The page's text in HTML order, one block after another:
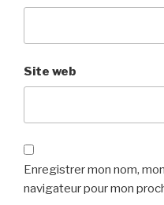
Site web
Enregistrer mon nom,
navigateur pour mon